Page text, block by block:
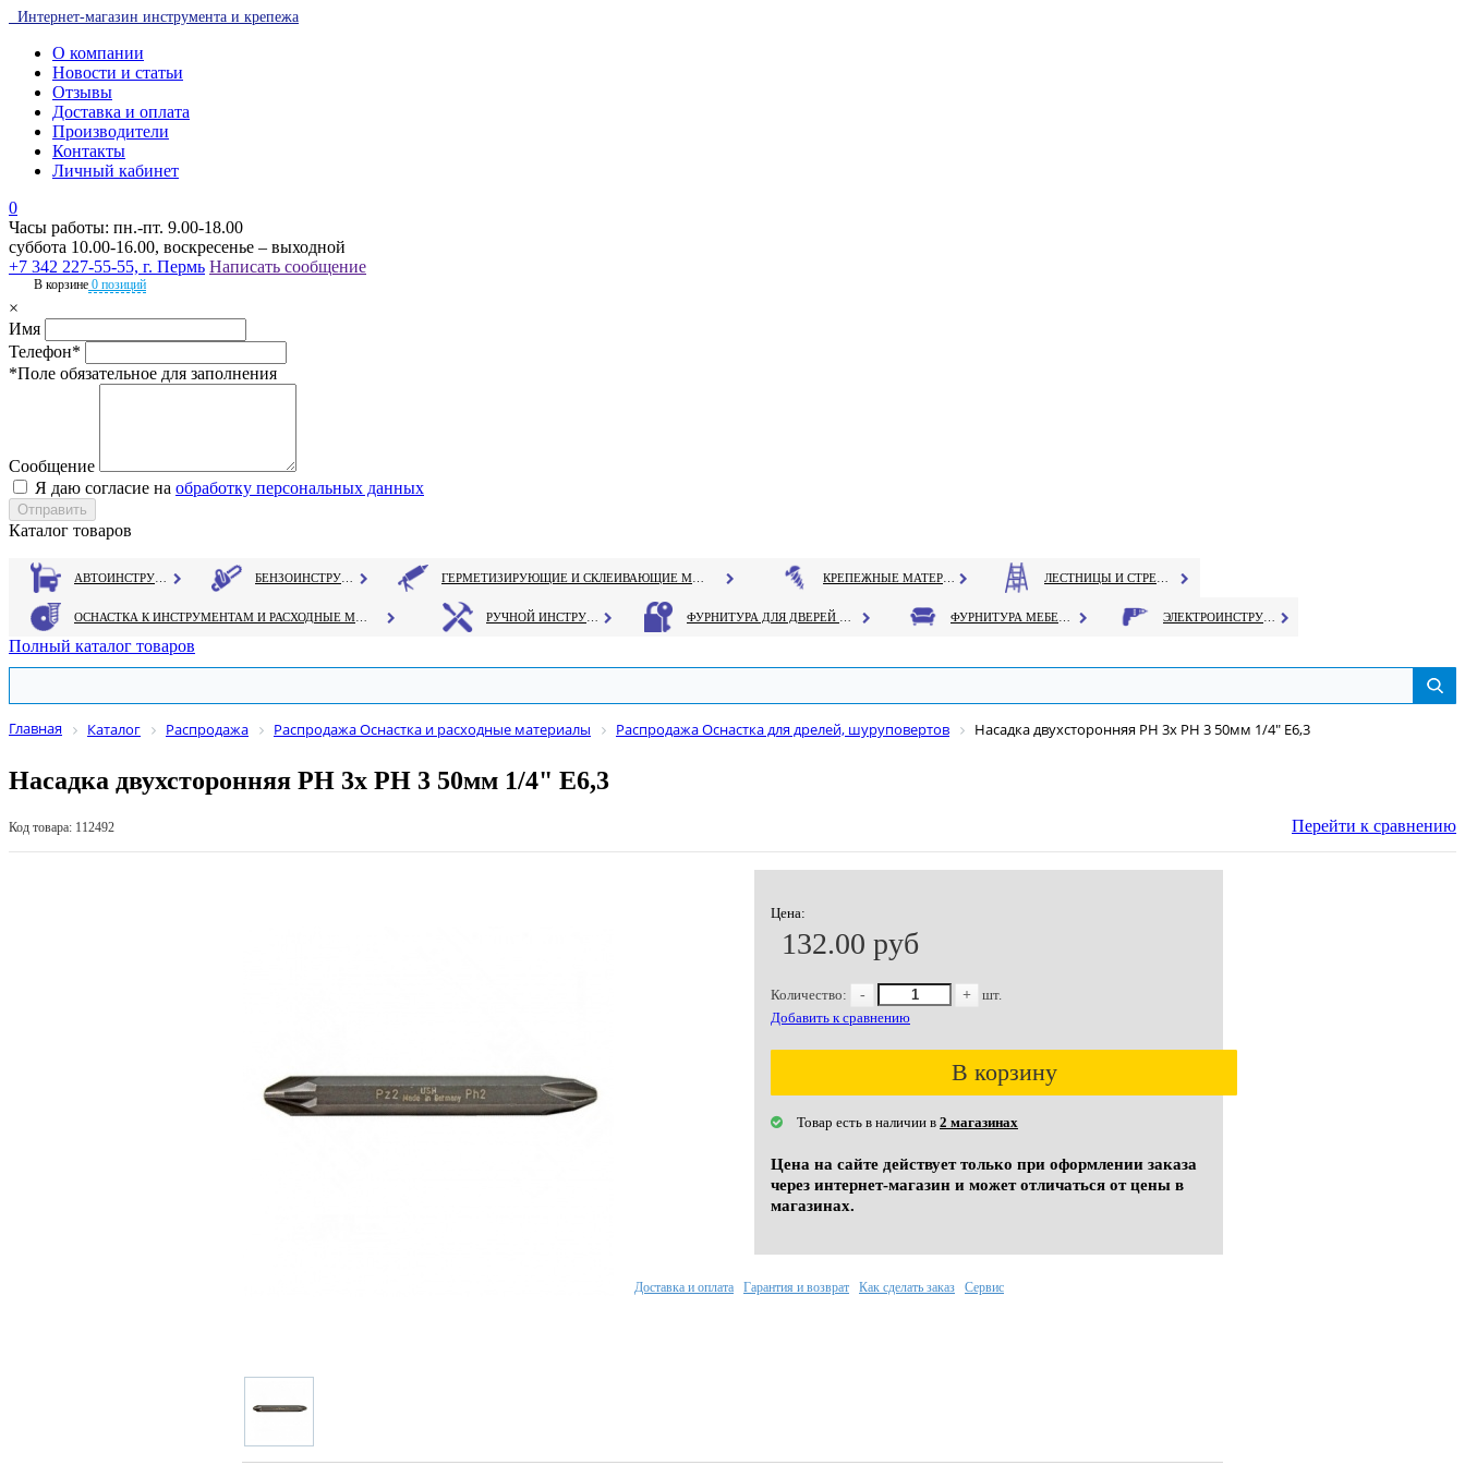
Интернет-магазин инструмента и крепежа
О компании
Новости и статьи
Отзывы
Доставка и оплата
Производители
Контакты
Личный кабинет
0
Часы работы: пн.-пт. 9.00-18.00
суббота 10.00-16.00, воскресенье – выходной
+7 342 227-55-55, г. Пермь Написать сообщение
В корзине 0 позиций
×
Имя
Телефон*
*Поле обязательное для заполнения
Сообщение
Я даю согласие на обработку персональных данных
Каталог товаров
Полный каталог товаров
Главная Каталог Распродажа Распродажа Оснастка и расходные материалы Распродажа Оснастка для дрелей, шуруповертов Насадка двухсторонняя PH 3х PH 3 50мм 1/4" Е6,3
Насадка двухсторонняя PH 3х PH 3 50мм 1/4" Е6,3
Код товара: 112492 Перейти к сравнению
Цена:
132.00 руб
Количество: - +
шт.
Добавить к сравнению
В корзину
Товар есть в наличии в 2 магазинах
Цена на сайте действует только при оформлении заказа
через интернет-магазин и может отличаться от цены в
магазинах.
Доставка и оплата Гарантия и возврат Как сделать заказ Сервис